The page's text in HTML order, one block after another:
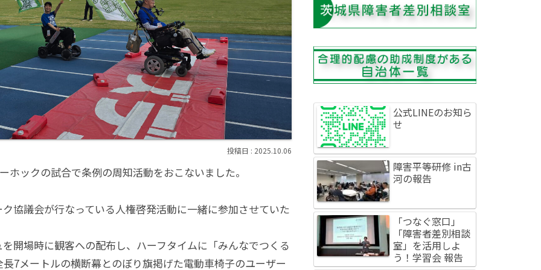
2025.10.06
ックの試合で条例の周知活動をおこないました。
協議会が行なっている人権啓発活動に一緒に参加させていた
開場時に観客への配布し、ハーフタイムに「みんなでつくる
7メートルの横断幕とのぼり旗掲げた電動車椅子のユーザー
公式LINEのお知ら
せ
障害平等研修 in古
河の報告
「つなぐ窓口」
「障害者差別相談
室」を活用しよ
う！学習会 報告